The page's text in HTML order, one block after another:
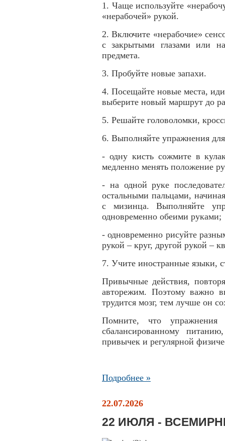
1. Чаще используйте
«нерабочей» рукой.
2. Включите «нерабочие»
с закрытыми глазами или
предмета.
3. Пробуйте новые запахи.
4. Посещайте новые места,
выберите новый маршрут до
5. Решайте головоломки,
6. Выполняйте упражнения
- одну кисть сожмите в
медленно менять положение
- на одной руке
остальными пальцами,
с мизинца. Выполняйте
одновременно обеими руками;
- одновременно рисуйте
рукой – круг, другой рукой –
7. Учите иностранные языки,
Привычные действия,
авторежим. Поэтому важно
трудится мозг, тем лучше он
Помните, что
сбалансированному
привычек и регулярной
Подробнее »
22.07.2026
22 ИЮЛЯ -